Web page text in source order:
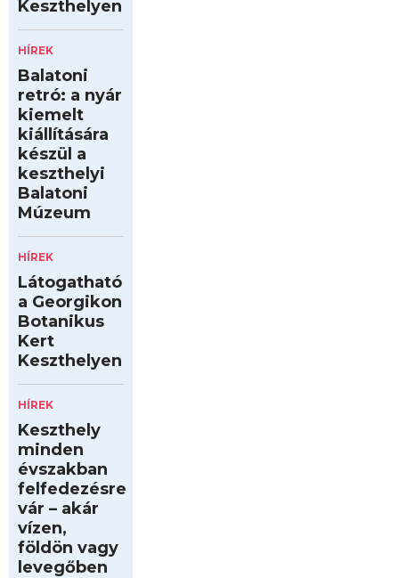
Keszthelyen
HÍREK
Balatoni
retró: a nyár
kiemelt
kiállítására
készül a
keszthelyi
Balatoni
Múzeum
HÍREK
Látogatható
a Georgikon
Botanikus
Kert
Keszthelyen
HÍREK
Keszthely
minden
évszakban
felfedezésre
vár – akár
vízen,
földön vagy
levegőben